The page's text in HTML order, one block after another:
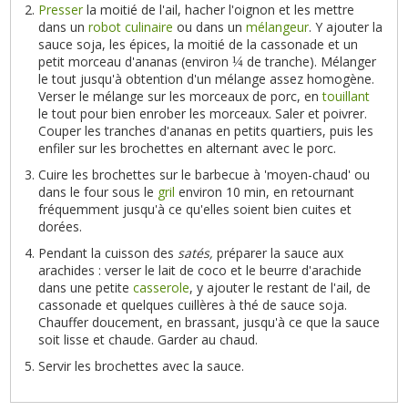
Presser la moitié de l'ail, hacher l'oignon et les mettre
dans unrobot culinaire ou dans unmélangeur. Y ajouter la
sauce soja, les épices, la moitié de la cassonade et un
petit morceau d'ananas (environ¼ de tranche). Mélanger
le tout jusqu'à obtention d'un mélange assez homogène.
Verser le mélange sur les morceaux de porc, entouillant
le tout pour bien enrober les morceaux. Saler et poivrer.
Couper les tranches d'ananas en petits quartiers, puis les
enfiler sur les brochettes en alternant avec le porc.
Cuire les brochettes sur le barbecue à 'moyen-chaud' ou
dans le four sous le gril environ 10 min, en retournant
fréquemment jusqu'à ce qu'elles soient bien cuites et
dorées.
Pendant la cuisson des satés, préparer la sauce aux
arachides : verser le lait de coco et le beurre d'arachide
dans une petitecasserole, y ajouter le restant de l'ail, de
cassonade et quelques cuillères à thé de sauce soja.
Chauffer doucement, en brassant, jusqu'à ce que la sauce
soit lisse et chaude. Garder au chaud.
Servir les brochettes avec la sauce.